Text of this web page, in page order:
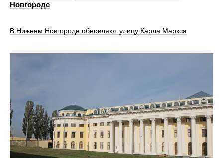
Новгороде
В Нижнем Новгороде обновляют улицу Карла Маркса